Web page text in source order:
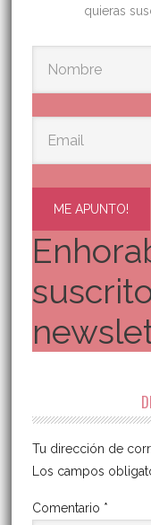
quieras
ME APUNTO!
Tu dirección de
Los campos
Comentario *